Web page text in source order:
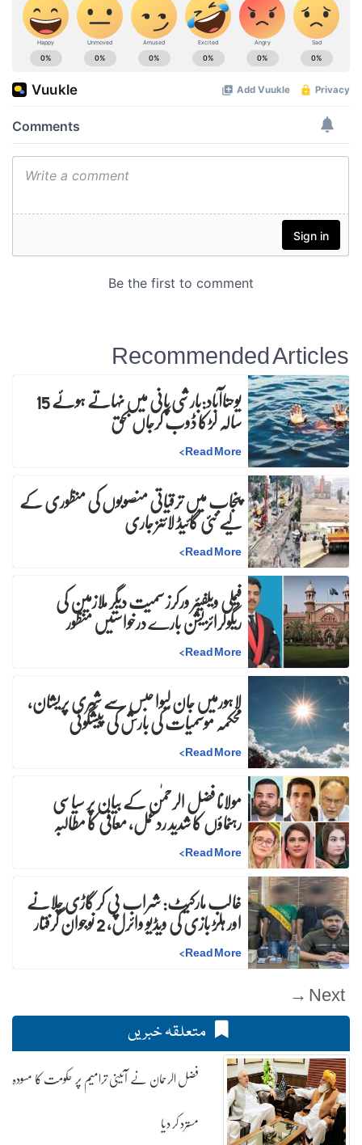
Recommended Articles
یوحناآباد:بارشی پانی میں نہاتے ہوئے 15 سالہ لڑکا ڈوب کرجاں بحق
Read More
>
پنجاب میں ترقیاتی منصوبوں کی منظوری کے
لیے نئی گائیڈ لائنز جاری
Read More
>
فیملی ویلفیئر ورکرز سمیت دیگر ملازمین کی
ریگولرائزیشن بارے درخواستیں منظور
Read More
>
لاہورمیں جان لیوا حبس سے شہری پریشان،
محکمہ موسمیات کی بارش کی پیشگوئی
Read More
>
مولانا فضل الرحمٰن کے بیان پر سیاسی
رہنماؤں کا شدید ردعمل، معافی کا مطالبہ
Read More
>
غالب مارکیٹ: شراب پی کر گاڑی چلانے
اور ہلڑ بازی کی ویڈیو وائرل، 2 نوجوان گرفتار
Read More
>
Next →
متعلقہ خبریں
فضل الرحمان نے آئینی ترامیم پر حکومت کا مسودہ
مسترد کر دیا